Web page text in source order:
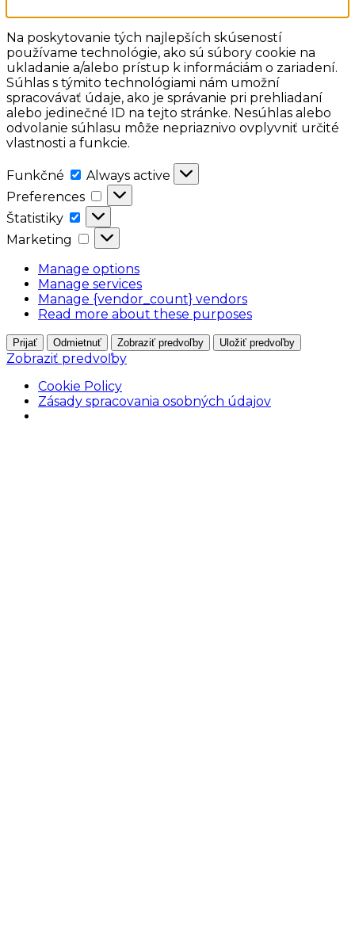
Na poskytovanie tých najlepších skúseností
používame technológie, ako sú súbory cookie na
ukladanie a/alebo prístup k informáciám o zariadení.
Súhlas s týmito technológiami nám umožní
spracovávať údaje, ako je správanie pri prehliadaní
alebo jedinečné ID na tejto stránke. Nesúhlas alebo
odvolanie súhlasu môže nepriaznivo ovplyvniť určité
vlastnosti a funkcie.
Funkčné Funkčné
Always active
Preferences
Preferences
Štatistiky
Štatistiky
Marketing
Marketing
Manage options
Manage services
Manage {vendor_count} vendors
Read more about these purposes
Prijať Odmietnuť Zobraziť predvoľby Uložiť predvoľby
Zobraziť predvoľby
Cookie Policy
Zásady spracovania osobných údajov